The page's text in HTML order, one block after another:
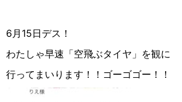
6月15日デス！
わたしゃ早速「空飛ぶタイヤ」を観に
行ってまいります！！ゴーゴゴー！！